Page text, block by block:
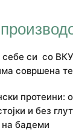
си со
совршена
протеини:
и без
на бадеми